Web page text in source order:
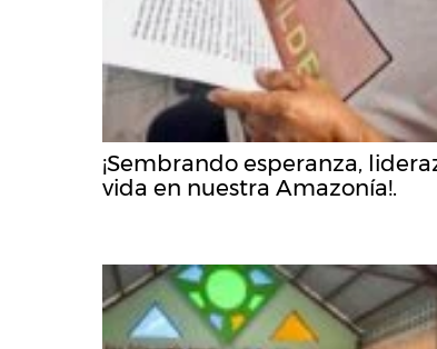
¡Sembrando esperanza,
vida en nuestra Amazonía!.